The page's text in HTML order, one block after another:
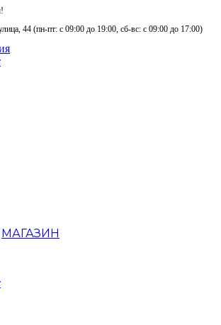
44 (пн-пт: с 09:00 до 19:00, сб-вс: с 09:00 до 17:00)
МАГАЗИН